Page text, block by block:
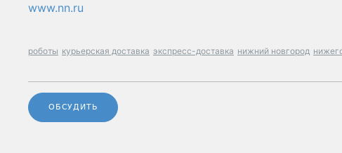
www.nn.ru
роботы курьерская доставка экспресс-доставка нижний новгород
ОБСУДИТЬ